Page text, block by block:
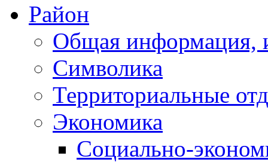
Район
Общая информация,
Символика
Территориальные
Экономика
Социально-